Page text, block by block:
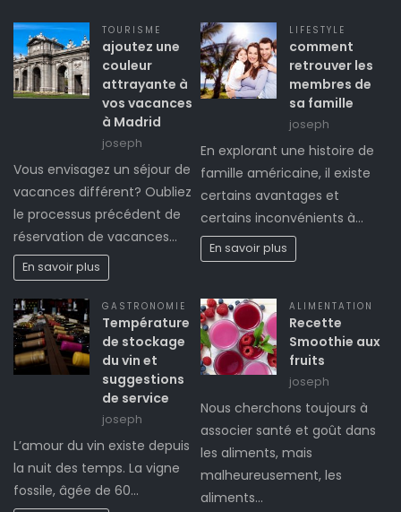
TOURISME
ajoutez une
couleur
attrayante à
vos vacances
à Madrid
joseph
Vous envisagez un séjour de
vacances différent? Oubliez
le processus précédent de
réservation de vacances…
En savoir plus
LIFESTYLE
comment
retrouver les
membres de
sa famille
joseph
En explorant une histoire de
famille américaine, il existe
certains avantages et
certains inconvénients à…
En savoir plus
GASTRONOMIE
Température
de stockage
du vin et
suggestions
de service
joseph
L’amour du vin existe depuis
la nuit des temps. La vigne
fossile, âgée de 60…
ALIMENTATION
Recette
Smoothie aux
fruits
joseph
Nous cherchons toujours à
associer santé et goût dans
les aliments, mais
malheureusement, les
aliments…